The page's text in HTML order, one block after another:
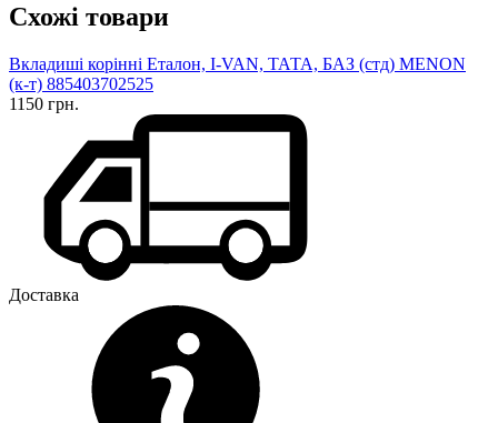
Схожі товари
Вкладиші корінні Еталон, I-VAN, ТАТА, БАЗ (стд) MENON
(к-т) 885403702525
1150 грн.
Доставка